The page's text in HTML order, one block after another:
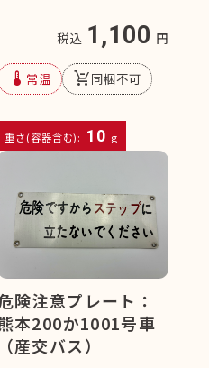
税込 1,100 円
device_thermostat 常温 remove_shopping_cart同梱不可
重さ(容器含む): 10 g
険注意プレート：
本200か1001号車
（産交バス）